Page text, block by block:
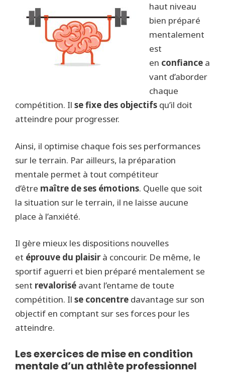
haut niveau
bien préparé
mentalement
est
en confiance a
vant d’aborder
chaque
compétition. Il se fixe des objectifs qu’il doit
atteindre pour progresser.
Ainsi, il optimise chaque fois ses performances
sur le terrain. Par ailleurs, la préparation
mentale permet à tout compétiteur
d’être maître de ses émotions. Quelle que soit
la situation sur le terrain, il ne laisse aucune
place à l’anxiété.
Il gère mieux les dispositions nouvelles
et éprouve du plaisirà concourir. De même, le
sportif aguerri et bien préparé mentalement se
sent revalorisé avant l’entame de toute
compétition. Il se concentre davantage sur son
objectif en comptant sur ses forces pour les
atteindre.
Les exercices de mise en condition
mentale d’un athlète professionnel